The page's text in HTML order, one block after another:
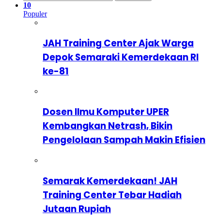
10
Populer
JAH Training Center Ajak Warga
Depok Semaraki Kemerdekaan RI
ke-81
Dosen Ilmu Komputer UPER
Kembangkan Netrash, Bikin
Pengelolaan Sampah Makin Efisien
Semarak Kemerdekaan! JAH
Training Center Tebar Hadiah
Jutaan Rupiah